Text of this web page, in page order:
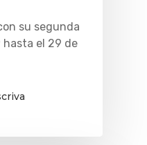
su segunda
hasta el 29 de